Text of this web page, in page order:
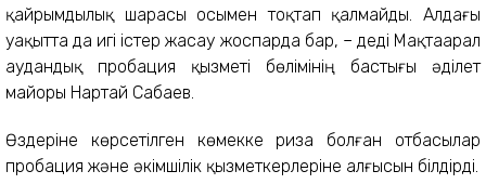
қайрымдылық шарасы осымен тоқтап қалмайды. Алдағы
уақытта да игі істер жасау жоспарда бар, – деді Мақтаарал
аудандық пробация қызметі бөлімінің бастығы әділет
майоры Нартай Сабаев.
Өздеріне көрсетілген көмекке риза болған отбасылар
пробация және әкімшілік қызметкерлеріне алғысын білдірді.